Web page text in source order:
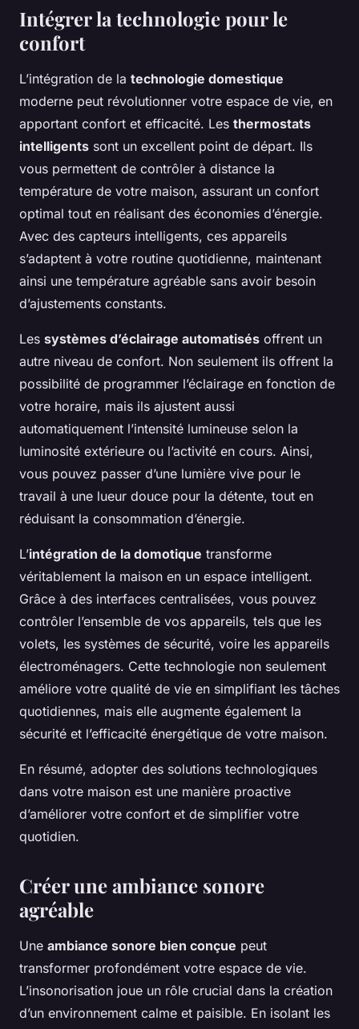
Intégrer la technologie pour le
confort
L’intégration de la technologie domestique
moderne peut révolutionner votre espace de vie, en
apportant confort et efficacité. Les thermostats
intelligents sont un excellent point de départ. Ils
vous permettent de contrôler à distance la
température de votre maison, assurant un confort
optimal tout en réalisant des économies d’énergie.
Avec des capteurs intelligents, ces appareils
s’adaptent à votre routine quotidienne, maintenant
ainsi une température agréable sans avoir besoin
d’ajustements constants.
Les systèmes d’éclairage automatisés offrent un
autre niveau de confort. Non seulement ils offrent la
possibilité de programmer l’éclairage en fonction de
votre horaire, mais ils ajustent aussi
automatiquement l’intensité lumineuse selon la
luminosité extérieure ou l’activité en cours. Ainsi,
vous pouvez passer d’une lumière vive pour le
travail à une lueur douce pour la détente, tout en
réduisant la consommation d’énergie.
L’intégration de la domotique transforme
véritablement la maison en un espace intelligent.
Grâce à des interfaces centralisées, vous pouvez
contrôler l’ensemble de vos appareils, tels que les
volets, les systèmes de sécurité, voire les appareils
électroménagers. Cette technologie non seulement
améliore votre qualité de vie en simplifiant les tâches
quotidiennes, mais elle augmente également la
sécurité et l’efficacité énergétique de votre maison.
En résumé, adopter des solutions technologiques
dans votre maison est une manière proactive
d’améliorer votre confort et de simplifier votre
quotidien.
Créer une ambiance sonore
agréable
Une ambiance sonore bien conçue peut
transformer profondément votre espace de vie.
L’insonorisation joue un rôle crucial dans la création
d’un environnement calme et paisible. En isolant les